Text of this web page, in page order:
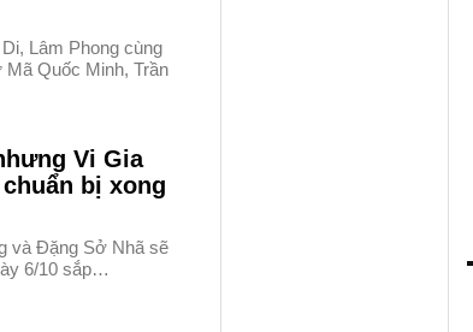
Lâm Phong cùng
Quốc Minh, Trần
Vi Gia
bị xong
và Đặng Sở Nhã sẽ
6/10 sắp…